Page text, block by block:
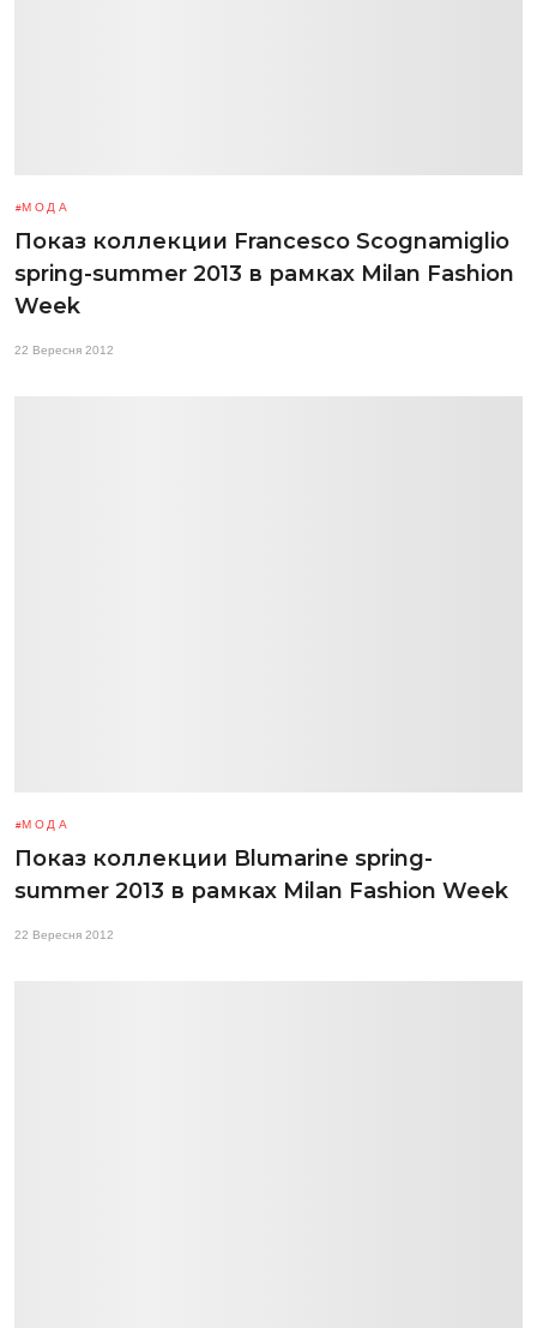
МОДА
Показ коллекции Francesco Scognamiglio
spring-summer 2013 в рамках Milan Fashion
Week
22 Вересня 2012
МОДА
Показ коллекции Blumarine spring-
summer 2013 в рамках Milan Fashion Week
22 Вересня 2012